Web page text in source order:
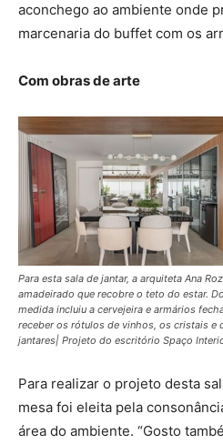
aconchego ao ambiente onde
marcenaria do buffet com os
Com obras de arte
Para esta sala de jantar, a arquiteta Ana
amadeirado que recobre o teto do estar.
medida incluiu a cervejeira e armários
receber os rótulos de vinhos, os cristais e
jantares| Projeto do escritório Spaço
Para realizar o projeto desta
mesa foi eleita pela
área do ambiente. “Gosto